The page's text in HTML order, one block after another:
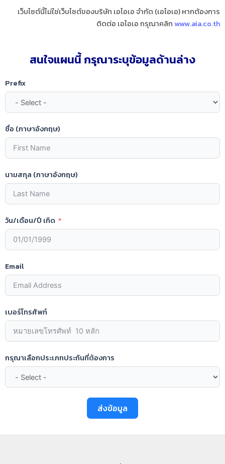
เว็บไซต์นี้ไม่ใช่เว็บไซต์ของบริษัท เอไอเอ จำกัด (เอไอเอ) หากต้องการ
ติดต่อ เอไอเอ กรุณาคลิก www.aia.co.th
สนใจแผนนี้ กรุณาระบุข้อมูลด้านล่าง​
Prefix
ชื่อ (ภาษาอังกฤษ)
นามสกุล (ภาษาอังกฤษ)
วัน/เดือน/ปี เกิด
Email
เบอร์โทรศัพท์
กรุณาเลือกประเภทประกันที่ต้องการ
ส่งข้อมูล